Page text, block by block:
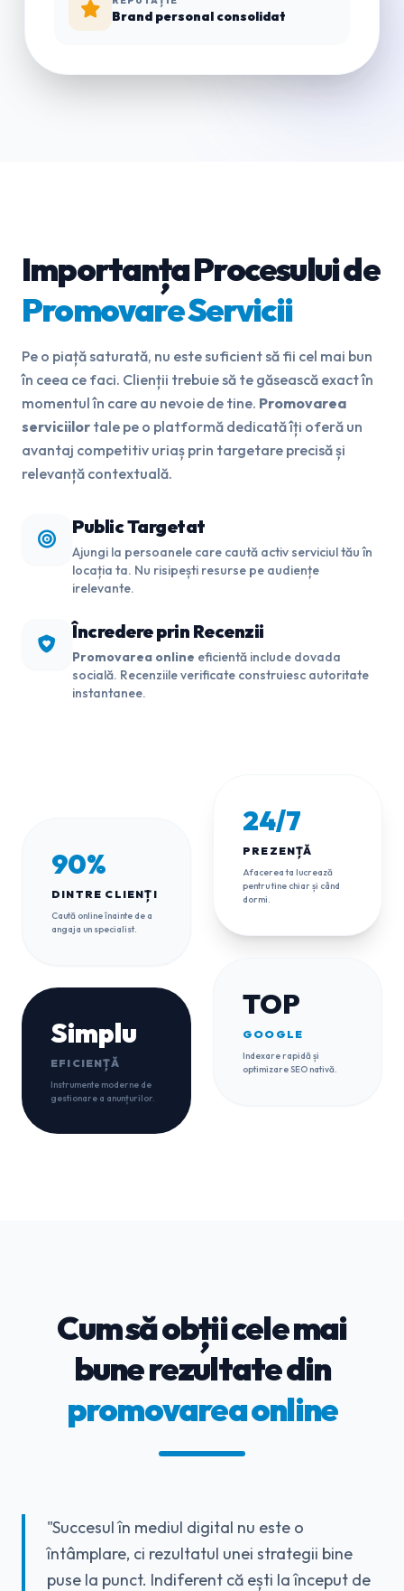
Brand personal consolidat
Importanța Procesului de
Promovare Servicii
Pe o piață saturată, nu este suficient să fii cel mai bun
în ceea ce faci. Clienții trebuie să te găsească exact în
momentul în care au nevoie de tine. Promovarea
serviciilor tale pe o platformă dedicată îți oferă un
avantaj competitiv uriaș prin targetare precisă și
relevanță contextuală.
Public Targetat
Ajungi la persoanele care caută activ serviciul tău în
locația ta. Nu risipești resurse pe audiențe
irelevante.
Încredere prin Recenzii
Promovarea online eficientă include dovada
socială. Recenziile verificate construiesc autoritate
instantanee.
90%
DINTRE CLIENȚI
Caută online înainte de a
angaja un specialist.
Simplu
EFICIENȚĂ
Instrumente moderne de
gestionare a anunțurilor.
24/7
PREZENȚĂ
Afacerea ta lucrează
pentru tine chiar și când
dormi.
TOP
GOOGLE
Indexare rapidă și
optimizare SEO nativă.
Cum să obții cele mai
bune rezultate din
promovarea online
"Succesul în mediul digital nu este o
întâmplare, ci rezultatul unei strategii bine
puse la punct. Indiferent că ești la început de